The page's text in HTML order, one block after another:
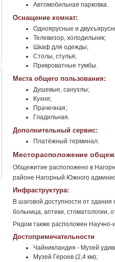
Автомобильная парковка.
Оснащение комнат:
Одноярусные и
Телевизор, холодильник;
Шкаф для одежды;
Столы, стулья;
Прикроватные тумбы.
Места общего пользования:
Душевые, санузлы;
Кухня;
Прачечная;
Гладильная.
Дополнительный сервис:
Платёжный терминал.
Месторасположение
Общежитие расположено в
районе Нагорный Южного
Инфраструктура:
В шаговой доступности от
больница, аптеки, стоматологии,
Рядом также расположен Научно-
Достопримечательности
Чайникландия - Музей
Музей Героев (2,4 км);